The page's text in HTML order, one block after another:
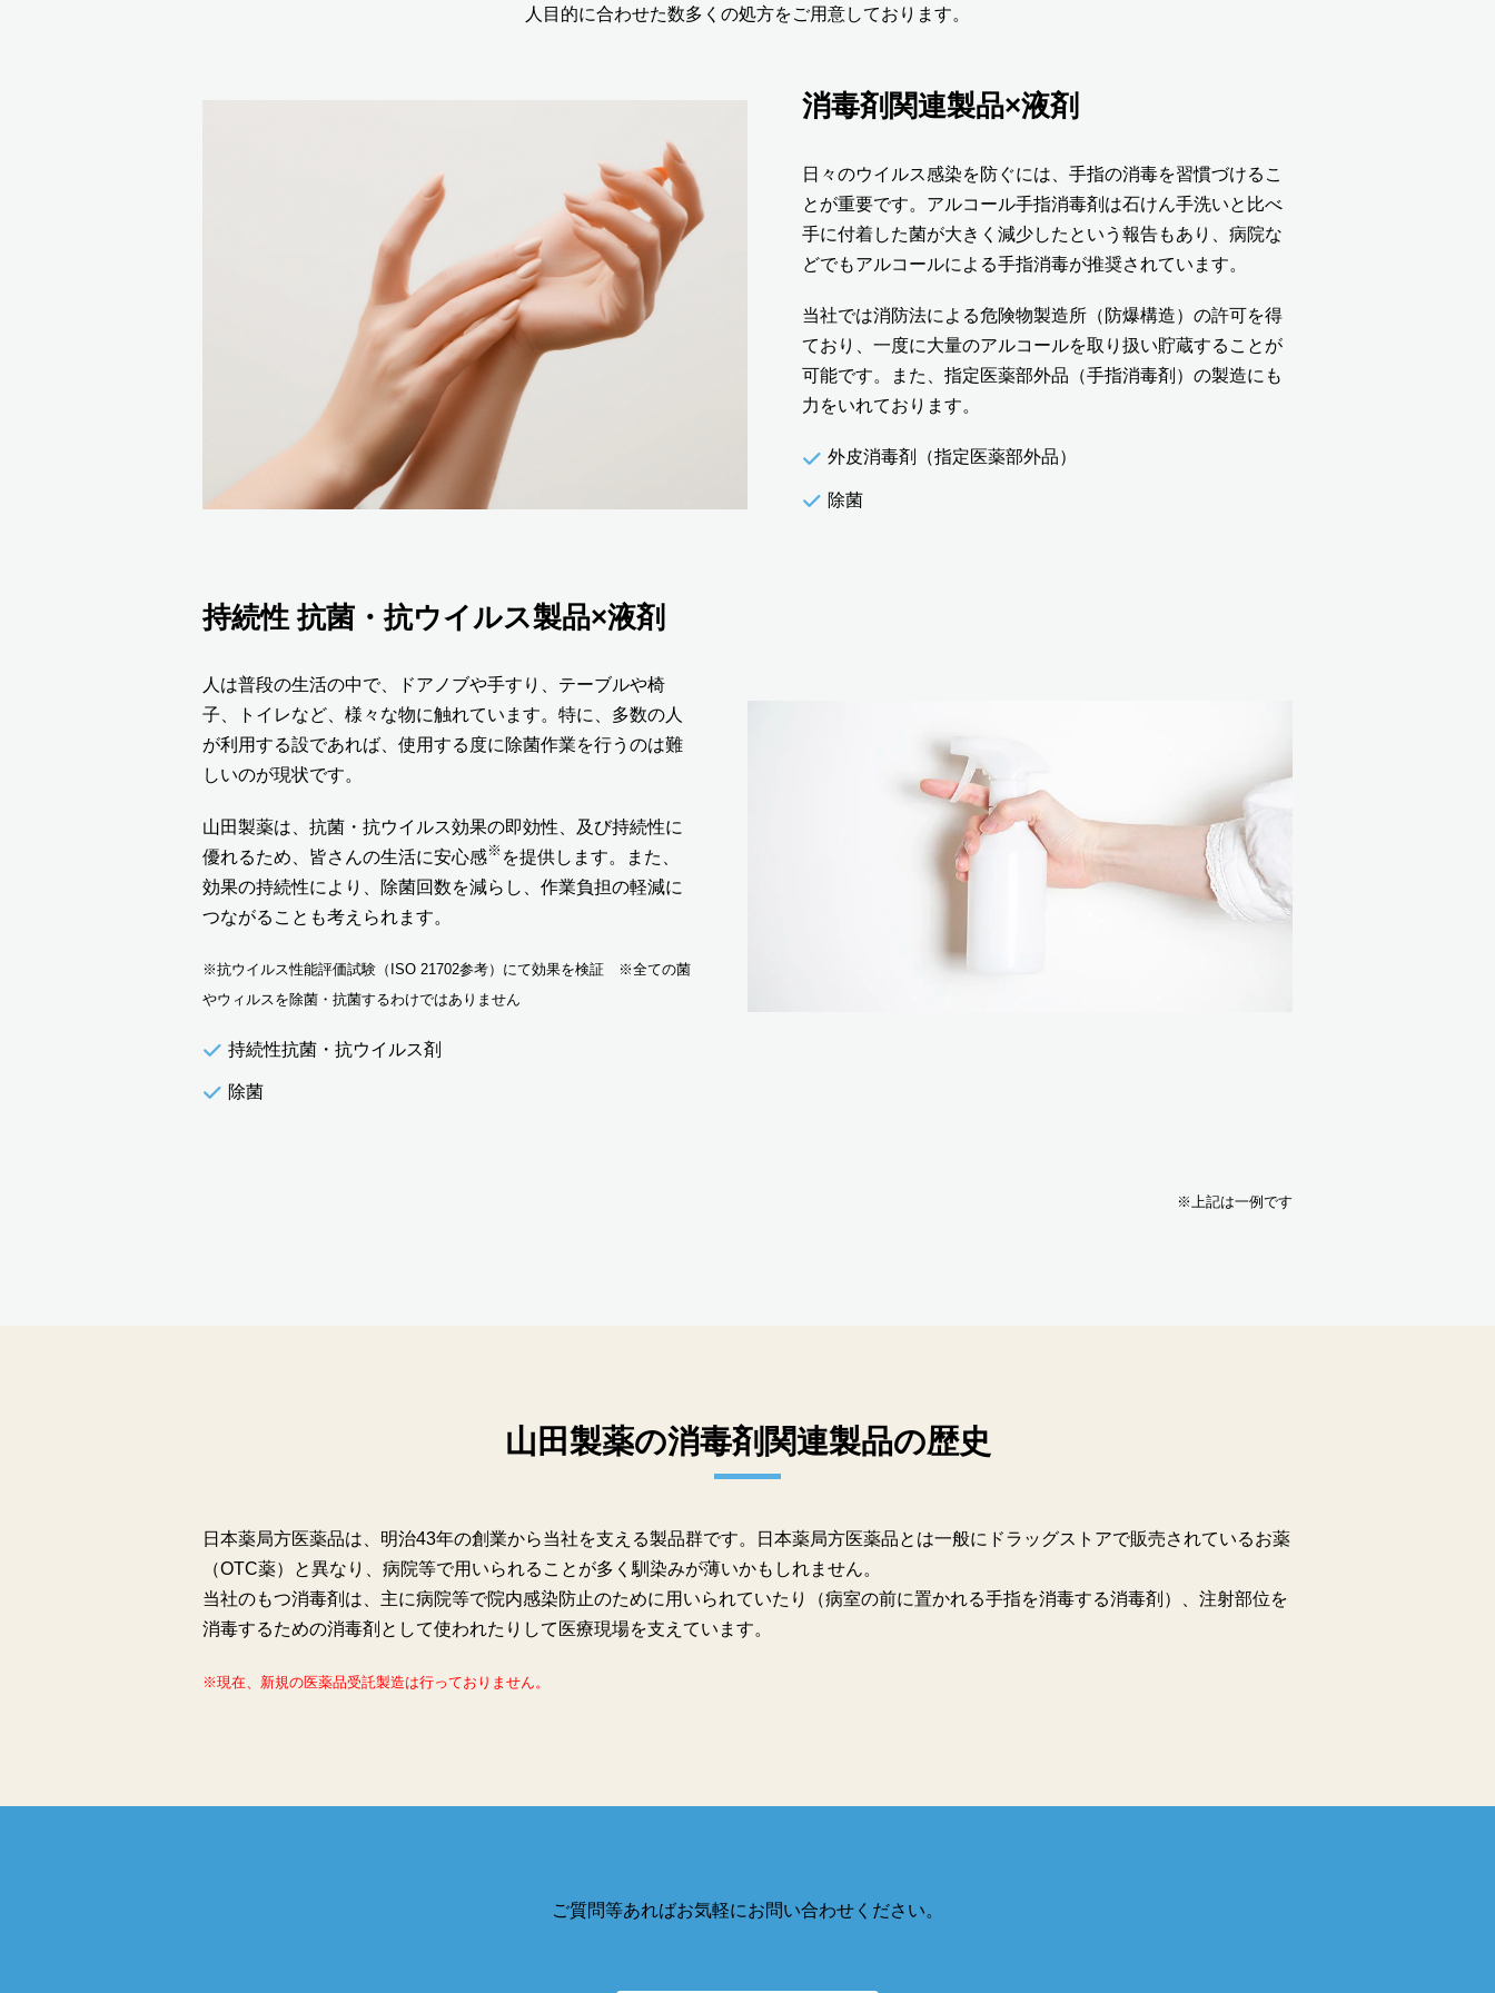
人目的に合わせた数多くの処方をご用意しております。
消毒剤関連製品×液剤
日々のウイルス感染を防ぐには、手指の消毒を習慣づけるこ
とが重要です。アルコール手指消毒剤は石けん手洗いと比べ
手に付着した菌が大きく減少したという報告もあり、病院な
どでもアルコールによる手指消毒が推奨されています。
当社では消防法による危険物製造所（防爆構造）の許可を得
ており、一度に大量のアルコールを取り扱い貯蔵することが
可能です。また、指定医薬部外品（手指消毒剤）の製造にも
力をいれております。
外皮消毒剤（指定医薬部外品）
除菌
持続性 抗菌・抗ウイルス製品×液剤
人は普段の生活の中で、ドアノブや手すり、テーブルや椅
子、トイレなど、様々な物に触れています。特に、多数の人
が利用する設であれば、使用する度に除菌作業を行うのは難
しいのが現状です。
山田製薬は、抗菌・抗ウイルス効果の即効性、及び持続性に
優れるため、皆さんの生活に安心感※ を提供します。また、
効果の持続性により、除菌回数を減らし、作業負担の軽減に
つながることも考えられます。
※抗ウイルス性能評価試験（ISO 21702参考）にて効果を検証 ※全ての菌
やウィルスを除菌・抗菌するわけではありません
持続性抗菌・抗ウイルス剤
除菌
※上記は一例です
山田製薬の消毒剤関連製品の歴史
日本薬局方医薬品は、明治43年の創業から当社を支える製品群です。日本薬局方医薬品とは一般にドラッグストアで販売されているお薬
（OTC薬）と異なり、病院等で用いられることが多く馴染みが薄いかもしれません。
当社のもつ消毒剤は、主に病院等で院内感染防止のために用いられていたり（病室の前に置かれる手指を消毒する消毒剤）、注射部位を
消毒するための消毒剤として使われたりして医療現場を支えています。
※現在、新規の医薬品受託製造は行っておりません。
ご質問等あればお気軽にお問い合わせください。